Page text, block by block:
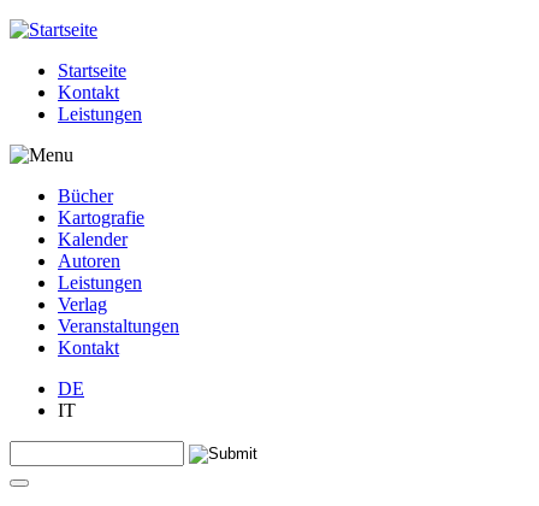
Jump to navigation
Startseite
Kontakt
Leistungen
Bücher
Kartografie
Kalender
Autoren
Leistungen
Verlag
Veranstaltungen
Kontakt
DE
IT
Suchformular